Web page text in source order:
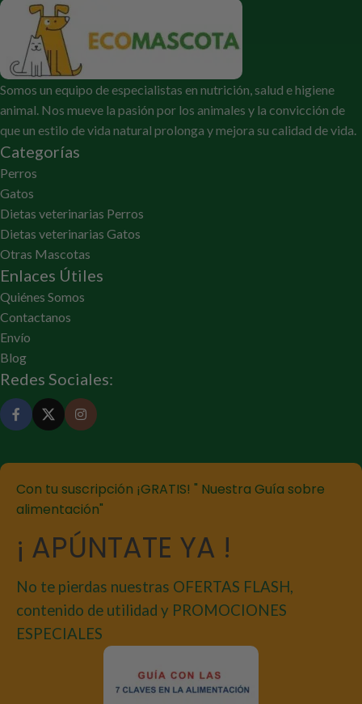
Somos un equipo de especialistas en nutrición, salud e higiene
animal. Nos mueve la pasión por los animales y la convicción de
que un estilo de vida natural prolonga y mejora su calidad de vida.
Categorías
Perros
Gatos
Dietas veterinarias Perros
Dietas veterinarias Gatos
Otras Mascotas
Enlaces Útiles
Quiénes Somos
Contactanos
Envío
Blog
Redes Sociales:
Con tu suscripción ¡GRATIS! " Nuestra Guía sobre
alimentación"
¡ APÚNTATE YA !
No te pierdas nuestras OFERTAS FLASH,
contenido de utilidad y PROMOCIONES
ESPECIALES